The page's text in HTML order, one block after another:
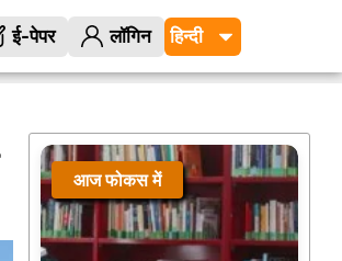
ई-पेपर लॉगिन
आज फोकस में